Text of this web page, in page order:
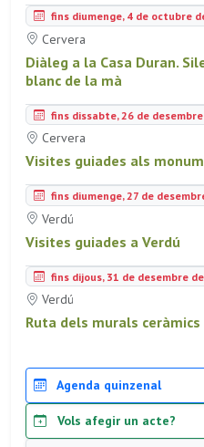
fins diumenge, 4 de octubre
Cervera
Diàleg a la Casa Duran.
blanc de la mà
fins dissabte, 26 de
Cervera
Visites guiades als
fins diumenge, 27 de
Verdú
Visites guiades a Verdú
fins dijous, 31 de desembre
Verdú
Ruta dels murals ceràmics
Agenda quinzenal
Vols afegir un acte?